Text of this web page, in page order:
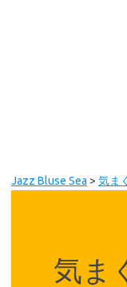
Jazz Bluse Sea > 気ま
気ま